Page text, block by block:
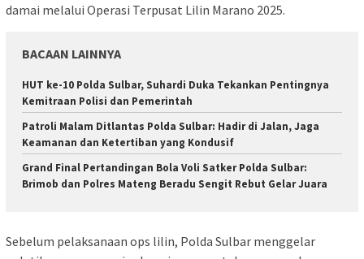
damai melalui Operasi Terpusat Lilin Marano 2025.
BACAAN LAINNYA
HUT ke-10 Polda Sulbar, Suhardi Duka Tekankan Pentingnya
Kemitraan Polisi dan Pemerintah
Patroli Malam Ditlantas Polda Sulbar: Hadir di Jalan, Jaga
Keamanan dan Ketertiban yang Kondusif
Grand Final Pertandingan Bola Voli Satker Polda Sulbar:
Brimob dan Polres Mateng Beradu Sengit Rebut Gelar Juara
Sebelum pelaksanaan ops lilin, Polda Sulbar menggelar